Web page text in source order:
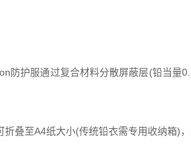
防护服通过复合材料分散屏蔽层(铅当
叠至A4纸大小(传统铅衣需专用收纳箱)